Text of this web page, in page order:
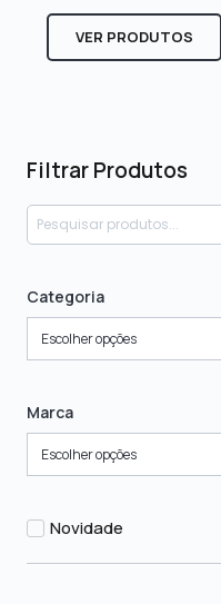
Filtrar Produtos
Categoria
Escolher opções
Marca
Escolher opções
Novidade
VER PRODUTOS